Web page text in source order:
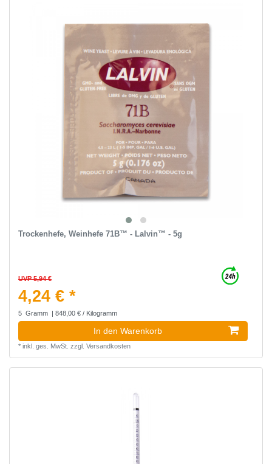
Trockenhefe, Weinhefe 71B™ - Lalvin™ - 5g
UVP 5,94 €
4,24 € *
5 Gramm | 848,00 € / Kilogramm
In den Warenkorb
* inkl. ges. MwSt. zzgl. Versandkosten